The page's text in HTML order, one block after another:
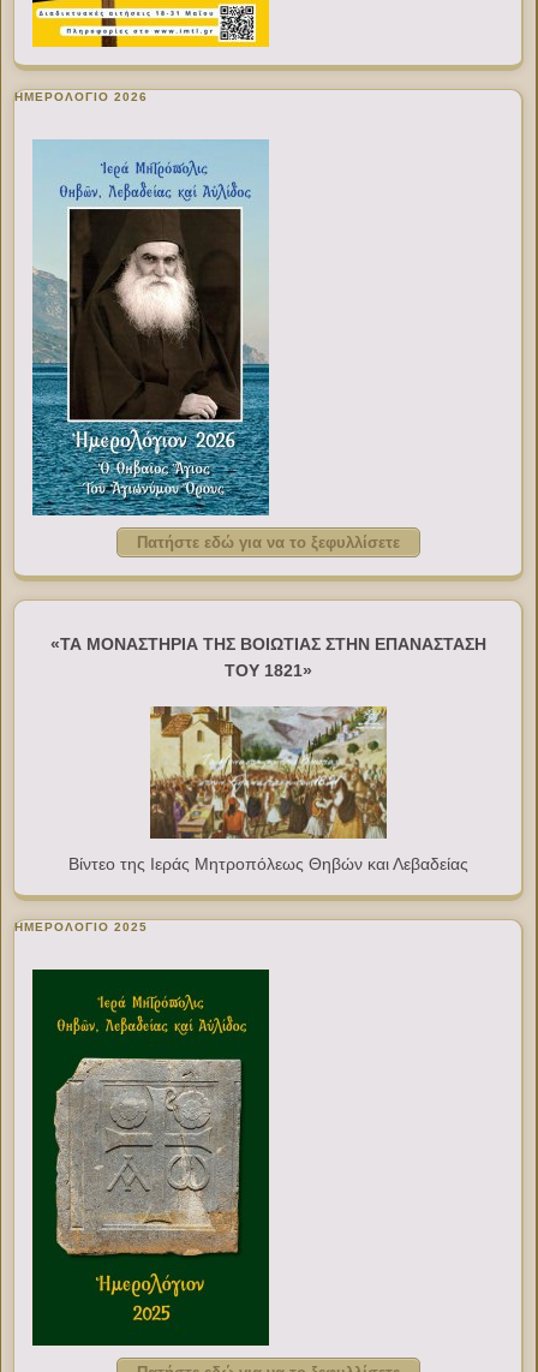
ΗΜΕΡΟΛΟΓΙΟ 2026
Πατήστε εδώ για να το ξεφυλλίσετε
«ΤΑ ΜΟΝΑΣΤΗΡΙΑ ΤΗΣ ΒΟΙΩΤΙΑΣ ΣΤΗΝ ΕΠΑΝΑΣΤΑΣΗ
ΤΟΥ 1821»
Βίντεο της Ιεράς Μητροπόλεως Θηβών και Λεβαδείας
ΗΜΕΡΟΛΟΓΙΟ 2025